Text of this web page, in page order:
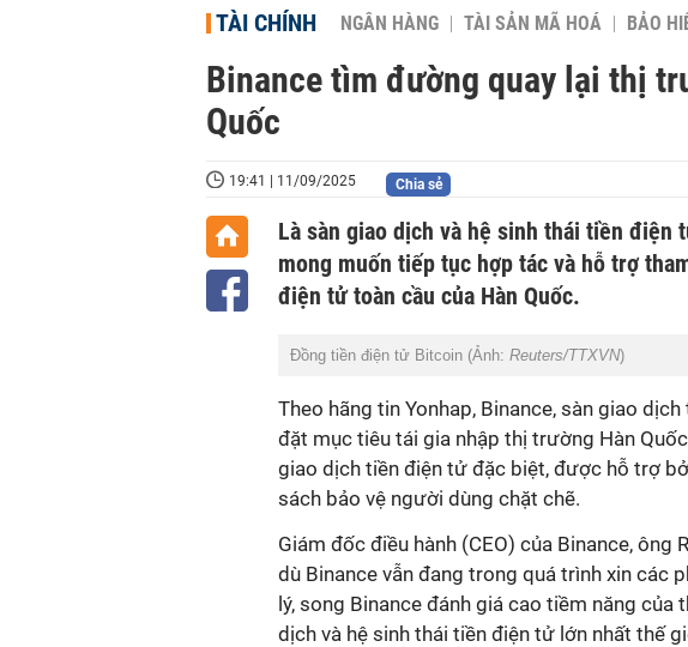
TÀI CHÍNH NGÂN HÀNG TÀI SẢN MÃ HOÁ BẢO
Binance tìm đường quay lại thị
Quốc
19:41 | 11/09/2025 Chia sẻ
Là sàn giao dịch và hệ sinh thái tiền điện
mong muốn tiếp tục hợp tác và hỗ trợ
điện tử toàn cầu của Hàn Quốc.
Đồng tiền điện tử Bitcoin (Ảnh: Reuters/TTXVN)
Theo hãng tin Yonhap, Binance, sàn giao
đặt mục tiêu tái gia nhập thị trường Hàn
giao dịch tiền điện tử đặc biệt, được hỗ trợ
sách bảo vệ người dùng chặt chẽ.
Giám đốc điều hành (CEO) của Binance,
dù Binance vẫn đang trong quá trình xin các
lý, song Binance đánh giá cao tiềm năng
dịch và hệ sinh thái tiền điện tử lớn nhất thế